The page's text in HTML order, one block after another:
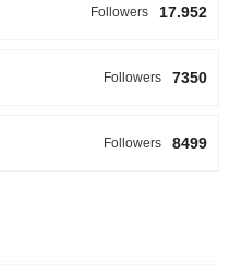
17.952
Followers
7350
Followers
8499
Followers